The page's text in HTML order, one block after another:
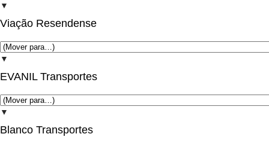
▼
Viação Resendense
▼
EVANIL Transportes
▼
Blanco Transportes